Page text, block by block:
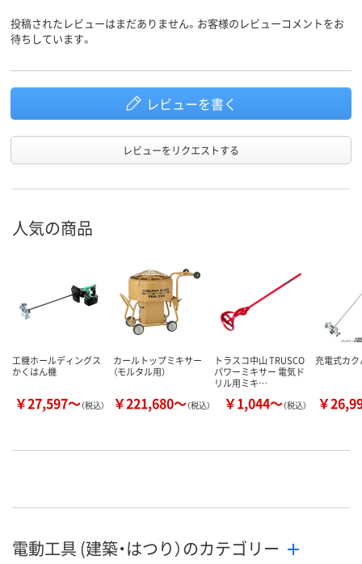
投稿されたレビューはまだありません。お客様のレビューコメントをお
待ちしています。
レビューを書く
レビューをリクエストする
人気の商品
工機ホールディングス
かくはん機
￥27,597～（税込）
カールトップミキサー
（モルタル用）
￥221,680～（税込）
トラスコ中山 TRUSCO
パワーミキサー 電気ド
リル用ミキ…
￥1,044～（税込）
充電式カ
￥
電動工具 (建築・はつり）のカテゴリー